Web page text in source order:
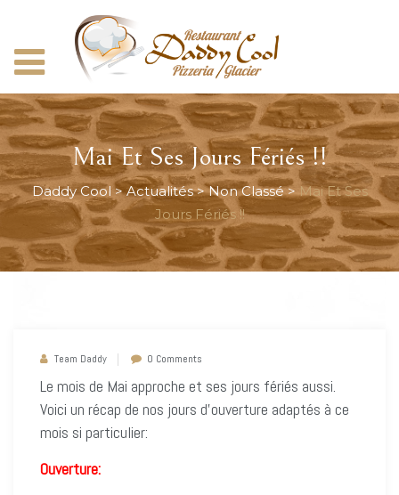
Mai Et Ses Jours Fériés !!
Daddy Cool >Actualités>Non Classé>Mai Et Ses
Jours Fériés !!
Team Daddy 0 Comments
Le mois de Mai approche et ses jours fériés aussi.
Voici un récap de nos jours d’ouverture adaptés à ce
mois si particulier:
Ouverture: